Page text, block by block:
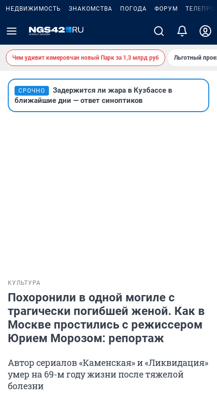
НЕДВИЖИМОСТЬ ЗНАКОМСТВА ПОГОДА ФОРУМ
Чем удивит кемеровчан новый Парк за 1,3 млрд руб Льготный
СРОЧНО
Задержится ли жара в Кузбассе в
ближайшие дни — ответ синоптиков
КУЛЬТУРА
Похоронили в одной могиле с
трагически погибшей женой. Как в
Москве простились с режиссером
Юрием Морозом: репортаж
Автор сериалов «Каменская» и «Ликвидация»
умер на 69-м году жизни после тяжелой
болезни